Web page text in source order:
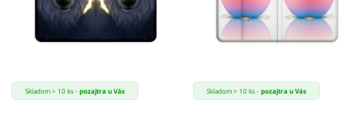
Skladom > 10 ks -pozajtra u Vás Skladom > 10 ks -pozajtra u Vás